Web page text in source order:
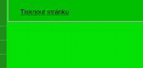
Tisknout stránku